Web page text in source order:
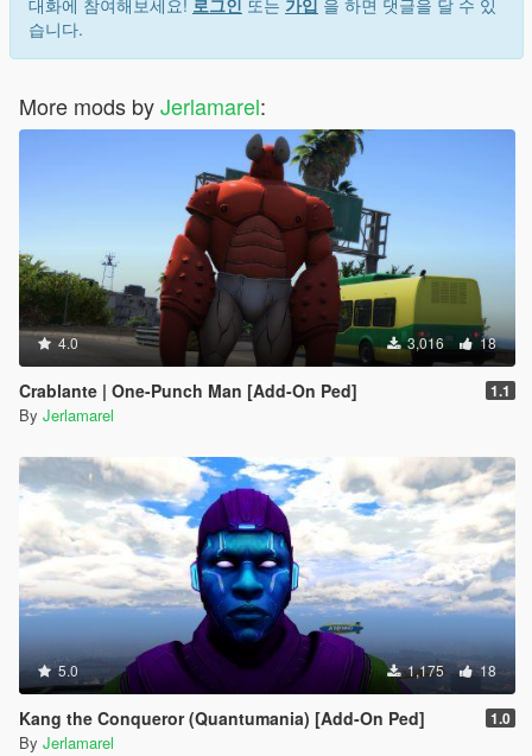
대화에 참여해보세요! 로그인 또는 가입 을 하면 댓글을 달 수 있
습니다.
More mods byJerlamarel:
4.0 3,016 18
Crablante | One-Punch Man [Add-On Ped] 1.1
By Jerlamarel
5.0 1,175 18
Kang the Conqueror (Quantumania) [Add-On Ped] 1.0
By Jerlamarel